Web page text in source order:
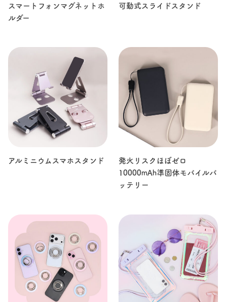
スマートフォンマグネットホ
ルダー
可動式スライドスタンド
アルミニウムスマホスタンド
発火リスクほぼゼロ
10000mAh準固体モバイルバ
ッテリー